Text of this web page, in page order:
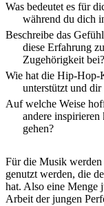
Was bedeutet es für
während du dich
Beschreibe das
diese Erfahrung
Zugehörigkeit bei?
Wie hat die Hip-Hop-
unterstützt und
Auf welche Weise
andere
gehen?
Für die Musik werden
genutzt werden, die
hat. Also eine Menge
Arbeit der jungen